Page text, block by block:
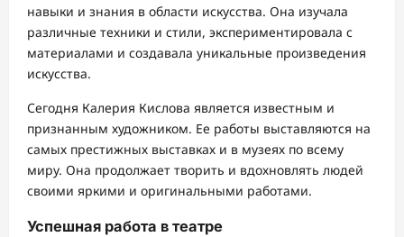
навыки и знания в области искусства. Она изучала
различные техники и стили, экспериментировала с
материалами и создавала уникальные произведения
искусства.
Сегодня Калерия Кислова является известным и
признанным художником. Ее работы выставляются на
самых престижных выставках и в музеях по всему
миру. Она продолжает творить и вдохновлять людей
своими яркими и оригинальными работами.
Успешная работа в театре